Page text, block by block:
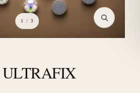
1 / 3
ULTRAFIX